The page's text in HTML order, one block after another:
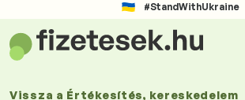
#StandWithUkraine
Vissza a Értékesítés, kereskedelem